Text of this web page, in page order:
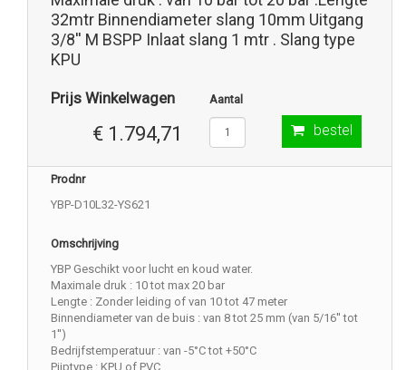
32mtr Binnendiameter slang 10mm Uitgang
3/8'' M BSPP Inlaat slang 1 mtr . Slang type
KPU
Prijs Winkelwagen
€ 1.794,71
Aantal
bestel
Prodnr
YBP-D10L32-YS621
Omschrijving
YBP Geschikt voor lucht en koud water.
Maximale druk : 10 tot max 20 bar
Lengte : Zonder leiding of van 10 tot 47 meter
Binnendiameter van de buis : van 8 tot 25 mm (van 5/16'' tot
1'')
Bedrijfstemperatuur : van -5°C tot +50°C
Pijptype : KPU of PVC